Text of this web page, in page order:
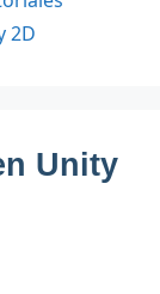
2D
Unity